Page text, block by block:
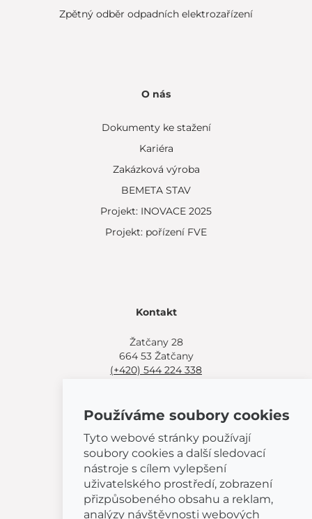
Zpětný odběr odpadních elektrozařízení
O nás
Dokumenty ke stažení
Kariéra
Zakázková výroba
BEMETA STAV
Projekt: INOVACE 2025
Projekt: pořízení FVE
Kontakt
Žatčany 28
664 53 Žatčany
(+420) 544 224 338
Další možnosti nákupu:
Najděte si prodejce poblíž.
Nebo volejte(+420) 544 224 338.
Používáme soubory cookies
Tyto webové stránky používají
soubory cookies a další sledovací
nástroje s cílem vylepšení
uživatelského prostředí, zobrazení
přizpůsobeného obsahu a reklam,
analýzy návštěvnosti webových